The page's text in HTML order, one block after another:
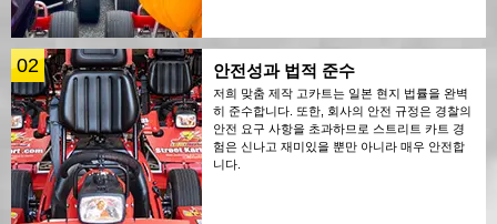
02 안전성과 법적 준수
저희 맞춤 제작 고카트는 일본 현지 법률을 완벽
히 준수합니다. 또한, 회사의 안전 규정은 경찰의
안전 요구 사항을 초과하므로 스트리트 카트 경
험은 신나고 재미있을 뿐만 아니라 매우 안전합
니다.